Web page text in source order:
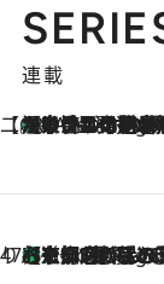
連載
【CREA×星野リゾート】唯一無二。
3 Hours Ago
【トンボの足水浴】ヒノキの香りに包まれて涼感マックス！約13℃の湧水か
47都道府県の手みやげ ひんやりスイーツ
5 Hours Ago
【京都府】この夏絶対食べたい 冷やしておいしいおやつ3選 ひ